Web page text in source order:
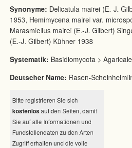
Synonyme: Delicatula mairei (E.-J.
1953, Hemimycena mairei var.
Marasmiellus mairei (E.-J. Gilbert)
(E.-J. Gilbert) Kühner 1938
Systematik: Basidiomycota >
Deutscher Name: Rasen-
Bitte registrieren Sie sich
kostenlos auf den Seiten, damit
Sie auf alle Informationen und
Fundstellendaten zu den Arten
Zugriff erhalten und die volle